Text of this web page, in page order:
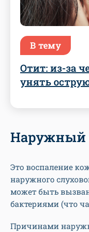
В тему
Отит: из-за
унять
Наружный
Это воспаление
наружного
может быть
бактериями (что
Причинами